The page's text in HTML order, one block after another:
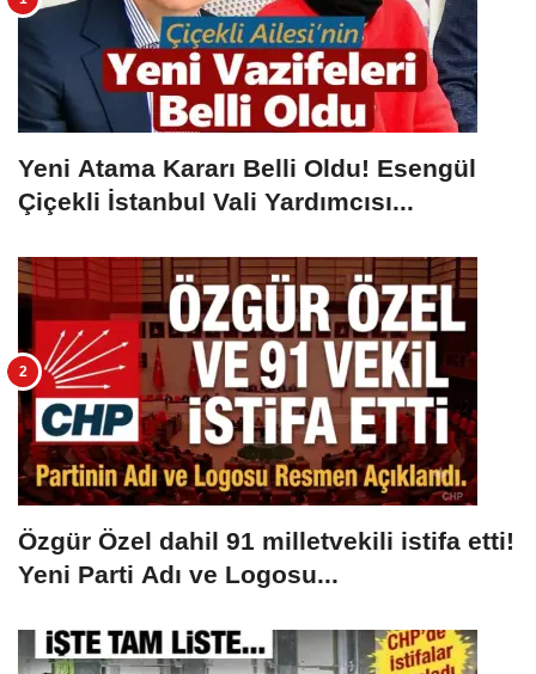
Yeni Atama Kararı Belli Oldu! Esengül
Çiçekli İstanbul Vali Yardımcısı...
Özgür Özel dahil 91 milletvekili istifa etti!
Yeni Parti Adı ve Logosu...